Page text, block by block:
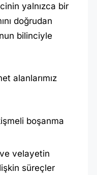
yalnızca bir
doğrudan
bilinciyle
alanlarımız
boşanma
velayetin
süreçler